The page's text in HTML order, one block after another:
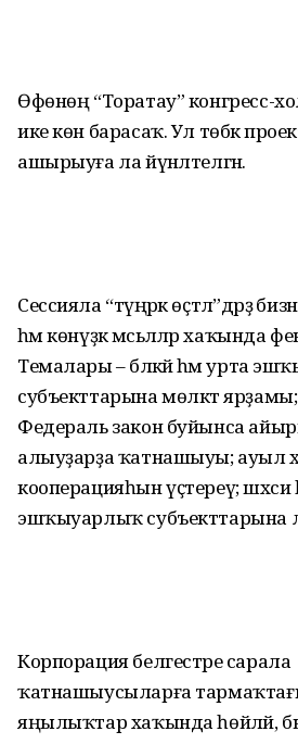
Өфөнөң “Торатау” конгресс-
ике көн барасаҡ. Ул төбәк
ашырыуға ла йүнәлтелгән.
Сессияла “түңәрәк өҫтәл”дәрҙә
һәм көнүҙәк мәсьәләләр
Темалары – бәләкәй һәм урта
субъекттарына мөлкәт
Федераль закон буйынса
алыуҙарҙа ҡатнашыуы; ауыл
кооперацияһын үҫтереү; шәхси
эшҡыуарлыҡ субъекттарына
Корпорация белгестәре сарала
ҡатнашыусыларға
яңылыҡтар хаҡында һөйләй,